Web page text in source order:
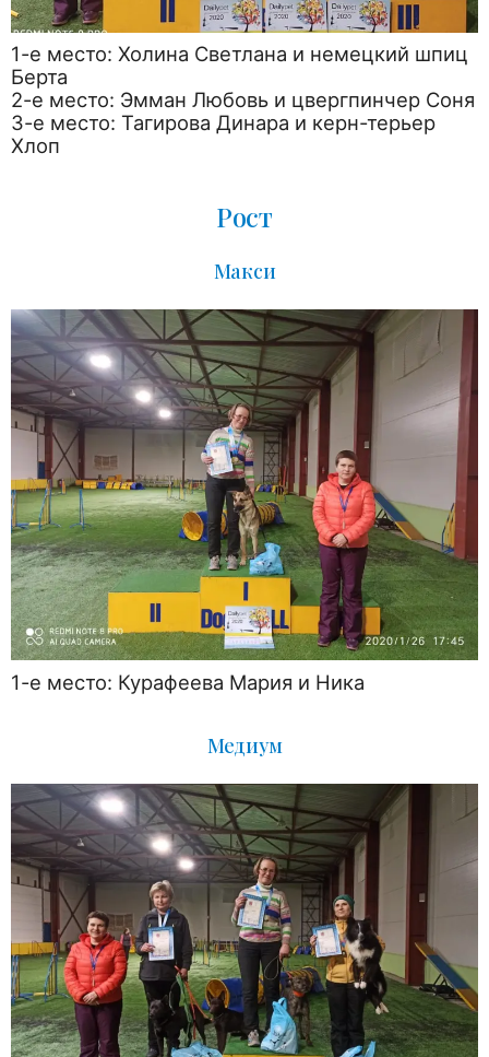
1-е место: Холина Светлана и немецкий шпиц
Берта
2-е место: Эмман Любовь и цвергпинчер Соня
3-е место: Тагирова Динара и керн-терьер
Хлоп
Рост
Макси
1-е место: Курафеева Мария и Ника
Медиум